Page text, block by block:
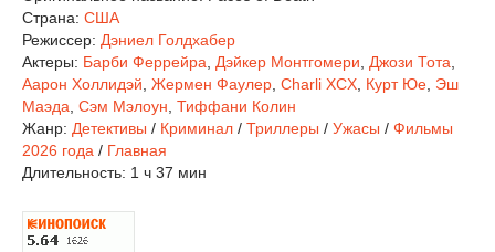
Страна: США
Режиссер: Дэниел Голдхабер
Актеры: Барби Феррейра Дэйкер Монтгомери Джози Тота
Аарон Холлидэй Жермен Фаулер Charli XCX Курт Юе Эш
Маэда Сэм Мэлоун Тиффани Колин
Жанр: Детективы / Криминал / Триллеры / Ужасы / Фильмы
2026 года / Главная
Длительность: 1 ч 37 мин